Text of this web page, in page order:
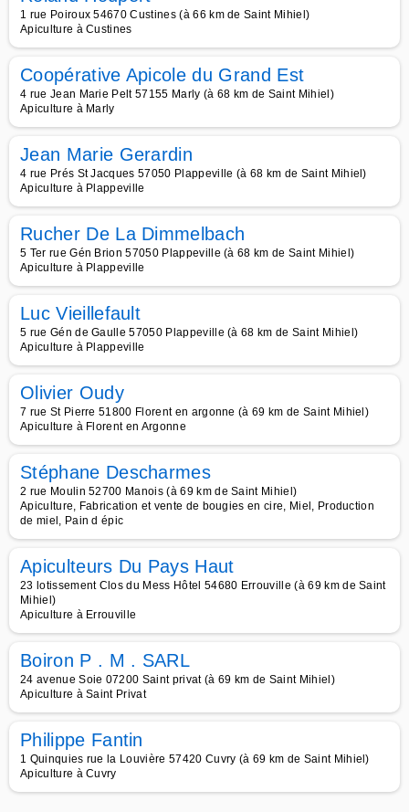
1 rue Poiroux 54670 Custines (à 66 km de Saint Mihiel)
Apiculture à Custines
Coopérative Apicole du Grand Est
4 rue Jean Marie Pelt 57155 Marly (à 68 km de Saint Mihiel)
Apiculture à Marly
Jean Marie Gerardin
4 rue Prés St Jacques 57050 Plappeville (à 68 km de Saint Mihiel)
Apiculture à Plappeville
Rucher De La Dimmelbach
5 Ter rue Gén Brion 57050 Plappeville (à 68 km de Saint Mihiel)
Apiculture à Plappeville
Luc Vieillefault
5 rue Gén de Gaulle 57050 Plappeville (à 68 km de Saint Mihiel)
Apiculture à Plappeville
Olivier Oudy
7 rue St Pierre 51800 Florent en argonne (à 69 km de Saint Mihiel)
Apiculture à Florent en Argonne
Stéphane Descharmes
2 rue Moulin 52700 Manois (à 69 km de Saint Mihiel)
Apiculture, Fabrication et vente de bougies en cire, Miel, Production
de miel, Pain d épic
Apiculteurs Du Pays Haut
23 lotissement Clos du Mess Hôtel 54680 Errouville (à 69 km de Saint
Mihiel)
Apiculture à Errouville
Boiron P . M . SARL
24 avenue Soie 07200 Saint privat (à 69 km de Saint Mihiel)
Apiculture à Saint Privat
Philippe Fantin
1 Quinquies rue la Louvière 57420 Cuvry (à 69 km de Saint Mihiel)
Apiculture à Cuvry